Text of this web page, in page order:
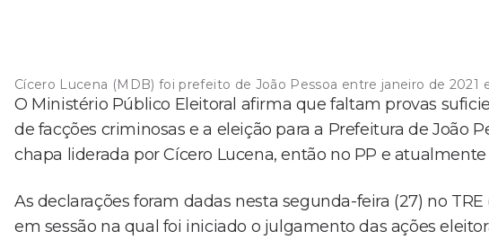
Cícero Lucena (MDB) foi prefeito de João Pessoa entre janeiro de 2021
O Ministério Público Eleitoral afirma que faltam provas
de facções criminosas e a eleição para a Prefeitura de João
chapa liderada por Cícero Lucena, então no PP e atualmente
As declarações foram dadas nesta segunda-feira (27) no
em sessão na qual foi iniciado o julgamento das ações